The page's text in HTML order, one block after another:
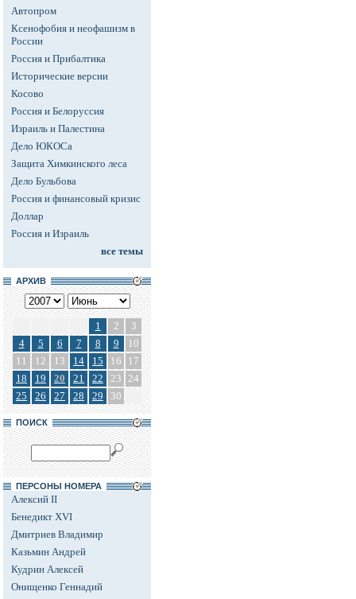
Автопром
Ксенофобия и неофашизм в
России
Россия и Прибалтика
Исторические версии
Косово
Россия и Белоруссия
Израиль и Палестина
Дело ЮКОСа
Защита Химкинского леса
Дело Бульбова
Россия и финансовый кризис
Доллар
Россия и Израиль
все темы
АРХИВ
1 2
3
4
5 6 7 8 9
10
11
12 13 14 15 16
17
18
19 20 21 22 23 24
25
26 27 28 29 30
ПОИСК
ПЕРСОНЫ НОМЕРА
Алексий II
Бенедикт XVI
Дмитриев Владимир
Казьмин Андрей
Кудрин Алексей
Онищенко Геннадий